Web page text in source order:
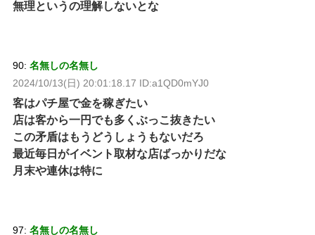
無理というの理解しないとな
90: 名無しの名無し
2024/10/13(日) 20:01:18.17 ID:a1QD0mYJ0
客はパチ屋で金を稼ぎたい
店は客から一円でも多くぶっこ抜きたい
この矛盾はもうどうしょうもないだろ
最近毎日がイベント取材な店ばっかりだな
月末や連休は特に
97: 名無しの名無し